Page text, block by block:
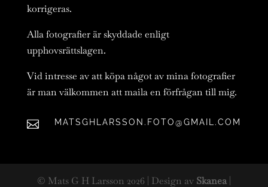
korrigeras.
Alla fotografier är skyddade enligt
upphovsrättslagen.
Vid intresse av att köpa något av mina fotografier
är man välkommen att maila en förfrågan till mig.
 MATSGHLARSSON.FOTO@GMAIL.COM
© Mats G H Larsson 2026 | Design av Skanea|